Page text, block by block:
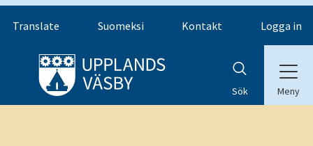
Gå till innehåll
Translate Suomeksi Kontakt Logga in
Sök Meny